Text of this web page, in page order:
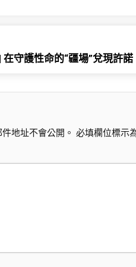
守護性命的“疆場”兌現許諾
地址不會公開。 必填欄位標示